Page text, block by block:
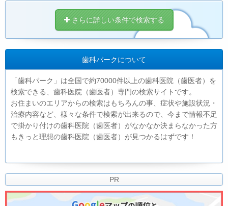
さらに詳しい条件で検索する
歯科パークについて
「歯科パーク」は全国で約70000件以上の歯科医院（歯医者）を
検索できる、歯科医院（歯医者）専門の検索サイトです。
お住まいのエリアからの検索はもちろんの事、症状や施設状況・
治療内容など、様々な条件で検索が出来るので、今まで情報不足
で掛かり付けの歯科医院（歯医者）がなかなか決まらなかった方
もきっと理想の歯科医院（歯医者）が見つかるはずです！
PR